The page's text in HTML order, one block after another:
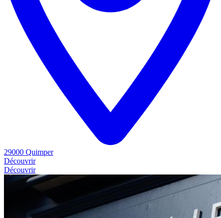
29000 Quimper
Découvrir
Découvrir